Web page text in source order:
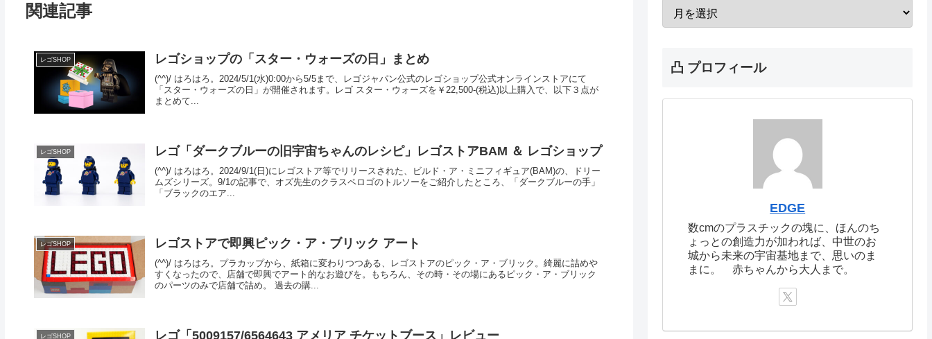
関連記事
レゴSHOP レゴショップの「スター・ウォーズの日」まとめ
(^^)/ はろはろ。2024/5/1(水)0:00から5/5まで、レゴジャパン公式のレゴショップ公式オンラインストアにて
「スター・ウォーズの日」が開催されます。レゴ スター・ウォーズを￥22,500-(税込)以上購入で、以下３点が
まとめて...
レゴSHOP レゴ「ダークブルーの旧宇宙ちゃんのレシピ」レゴストアBAM ＆ レゴショップ
(^^)/ はろはろ。2024/9/1(日)にレゴストア等でリリースされた、ビルド・ア・ミニフィギュア(BAM)の、ドリー
ムズシリーズ。9/1の記事で、オズ先生のクラスペロゴのトルソーをご紹介したところ、「ダークブルーの手」
「ブラックのエア...
レゴSHOP レゴストアで即興ピック・ア・ブリック アート
(^^)/ はろはろ。プラカップから、紙箱に変わりつつある、レゴストアのピック・ア・ブリック。綺麗に詰めや
すくなったので、店舗で即興でアート的なお遊びを。もちろん、その時・その場にあるピック・ア・ブリック
のパーツのみで店舗で詰め。 過去の購...
レゴSHOP レゴ「5009157/6564643 アメリア チケットブース」レビュー
凸 プロフィール
EDGE
数cmのプラスチックの塊に、ほんのち
ょっとの創造力が加われば、中世のお
城から未来の宇宙基地まで、思いのま
まに。 赤ちゃんから大人まで。